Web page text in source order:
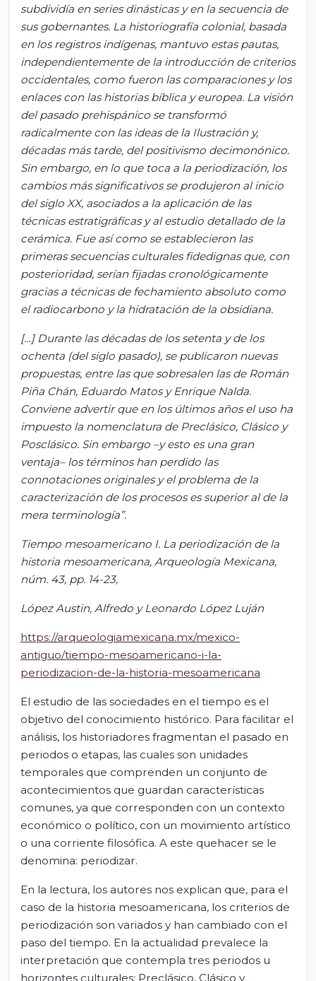
subdividía en series dinásticas y en la secuencia de
sus gobernantes. La historiografía colonial, basada
en los registros indígenas, mantuvo estas pautas,
independientemente de la introducción de criterios
occidentales, como fueron las comparaciones y los
enlaces con las historias bíblica y europea. La visión
del pasado prehispánico se transformó
radicalmente con las ideas de la Ilustración y,
décadas más tarde, del positivismo decimonónico.
Sin embargo, en lo que toca a la periodización, los
cambios más significativos se produjeron al inicio
del siglo XX, asociados a la aplicación de las
técnicas estratigráficas y al estudio detallado de la
cerámica. Fue así como se establecieron las
primeras secuencias culturales fidedignas que, con
posterioridad, serían fijadas cronológicamente
gracias a técnicas de fechamiento absoluto como
el radiocarbono y la hidratación de la obsidiana.
[…] Durante las décadas de los setenta y de los
ochenta (del siglo pasado), se publicaron nuevas
propuestas, entre las que sobresalen las de Román
Piña Chán, Eduardo Matos y Enrique Nalda.
Conviene advertir que en los últimos años el uso ha
impuesto la nomenclatura de Preclásico, Clásico y
Posclásico. Sin embargo –y esto es una gran
ventaja– los términos han perdido las
connotaciones originales y el problema de la
caracterización de los procesos es superior al de la
mera terminología”.
Tiempo mesoamericano I. La periodización de la
historia mesoamericana, Arqueología Mexicana,
núm. 43, pp. 14-23,
López Austin, Alfredo y Leonardo López Luján
https://arqueologiamexicana.mx/mexico-
antiguo/tiempo-mesoamericano-i-la-
periodizacion-de-la-historia-mesoamericana
El estudio de las sociedades en el tiempo es el
objetivo del conocimiento histórico. Para facilitar el
análisis, los historiadores fragmentan el pasado en
periodos o etapas, las cuales son unidades
temporales que comprenden un conjunto de
acontecimientos que guardan características
comunes, ya que corresponden con un contexto
económico o político, con un movimiento artístico
o una corriente filosófica. A este quehacer se le
denomina: periodizar.
En la lectura, los autores nos explican que, para el
caso de la historia mesoamericana, los criterios de
periodización son variados y han cambiado con el
paso del tiempo. En la actualidad prevalece la
interpretación que contempla tres periodos u
horizontes culturales: Preclásico, Clásico y